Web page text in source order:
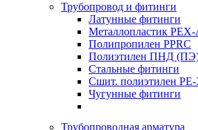
Трубопровод и фитинги
Латунные фитинги
Металлопластик
Полипропилен PPRC
Полиэтилен ПНД
Стальные фитинги
Сшит. полиэтилен
Чугунные фитинги
Трубопроводная арматура